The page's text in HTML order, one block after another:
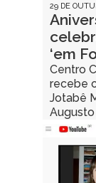
29 DE
‘em
Centro
recebe
Jotabê
Augusto